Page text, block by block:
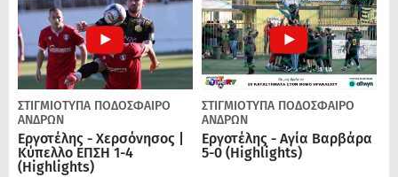
ΣΤΙΓΜΙΟΤΥΠΑ ΠΟΔΌΣΦΑΙΡΟ
ΑΝΔΡΏΝ
Εργοτέλης - Χερσόνησος |
Κύπελλο ΕΠΣΗ 1-4
(Highlights)
ΣΤΙΓΜΙΟΤΥΠΑ ΠΟΔΌΣΦΑΙΡΟ
ΑΝΔΡΏΝ
Εργοτέλης - Αγία Βαρβάρα
5-0 (Highlights)